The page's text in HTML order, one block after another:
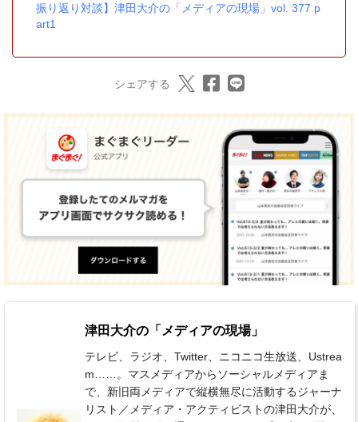
振り返り対談】津田大介の「メディアの現場」vol. 377 p
art1
シェアする
津田大介の「メディアの現場」
テレビ、ラジオ、Twitter、ニコニコ生放送、Ustrea
m……。マスメディアからソーシャルメディアま
で、新旧両メディアで縦横無尽に活動するジャーナ
リスト／メディア・アクティビストの津田大介が、